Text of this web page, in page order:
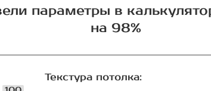
параметры в
на 98%
Текстура потолка: